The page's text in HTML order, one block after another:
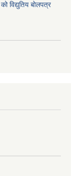
विद्युतिय बोलपत्र